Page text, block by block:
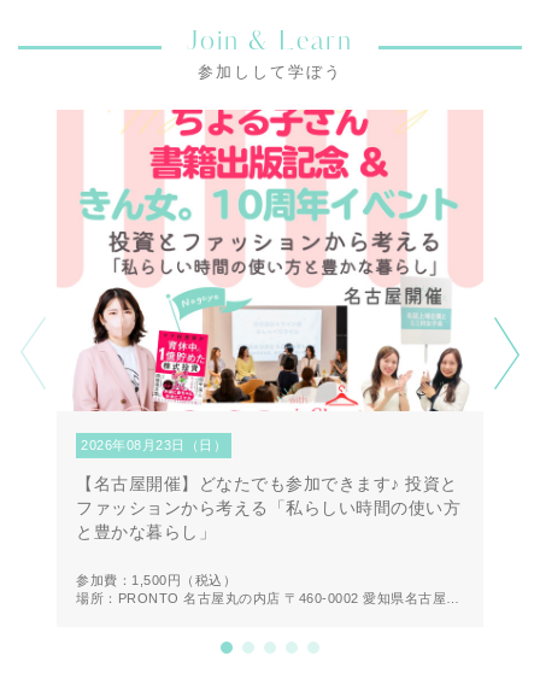
Join & Learn
参加しして学ぼう
2026年08月23日（日）
【名古屋開催】どなたでも参加できます♪ 投資と
ファッションから考える「私らしい時間の使い方
と豊かな暮らし」
参加費：1,500円
（税込）
場所：PRONTO 名古屋丸の内店 〒460-0002 愛知県名古屋市